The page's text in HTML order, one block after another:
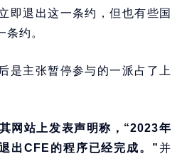
即退出这一条约，但也有些国
约。
是主张暂停参与的一派占了上
网站上发表声明称，“2023年
出CFE的程序已经完成。”并